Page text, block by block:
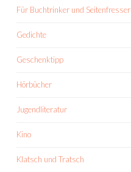
Für Buchtrinker und Seitenfresser
Gedichte
Geschenktipp
Hörbücher
Jugendliteratur
Kino
Klatsch und Tratsch